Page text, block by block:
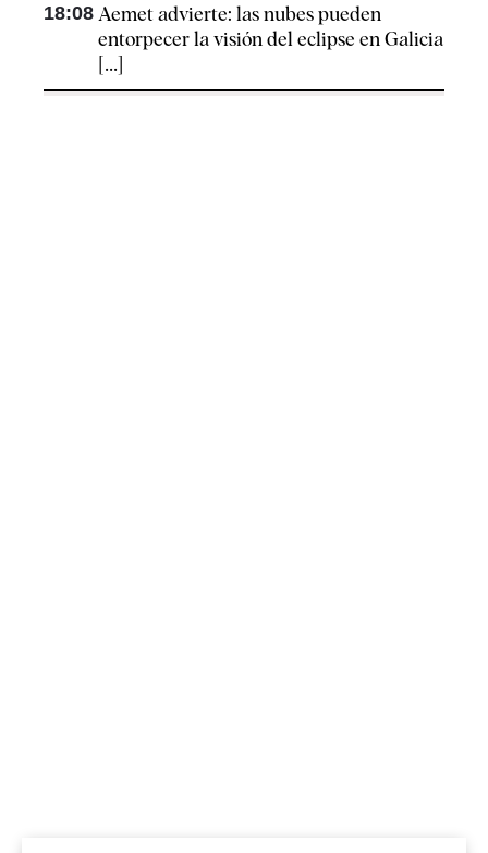
18:08 Aemet advierte: las nubes pueden
entorpecer la visión del eclipse en Galicia
[...]